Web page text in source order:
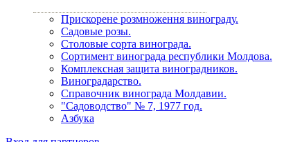
Прискорене розмноження винограду.
Садовые розы.
Столовые сорта винограда.
Сортимент винограда республики Молдова.
Комплексная защита виноградников.
Виноградарство.
Справочник винограда Молдавии.
"Садоводство" № 7, 1977 год.
Азбука